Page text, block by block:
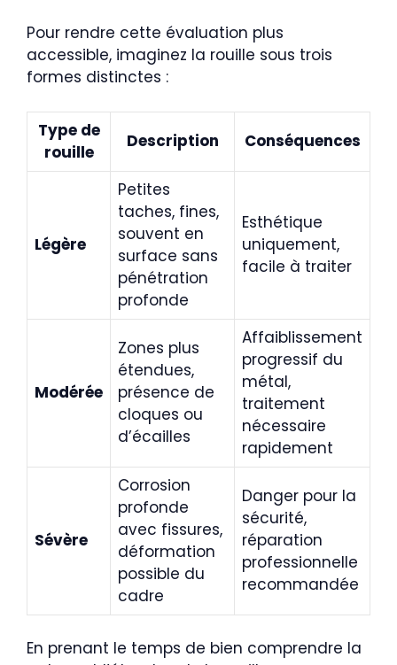
Pour rendre cette évaluation plus
accessible, imaginez la rouille sous trois
formes distinctes :
Type de
rouille
Description Conséquences
Légère
Petites
taches, fines,
souvent en
surface sans
pénétration
profonde
Esthétique
uniquement,
facile à traiter
Modérée
Zones plus
étendues,
présence de
cloques ou
d’écailles
Affaiblissement
progressif du
métal,
traitement
nécessaire
rapidement
Sévère
Corrosion
profonde
avec fissures,
déformation
possible du
cadre
Danger pour la
sécurité,
réparation
professionnelle
recommandée
En prenant le temps de bien comprendre la